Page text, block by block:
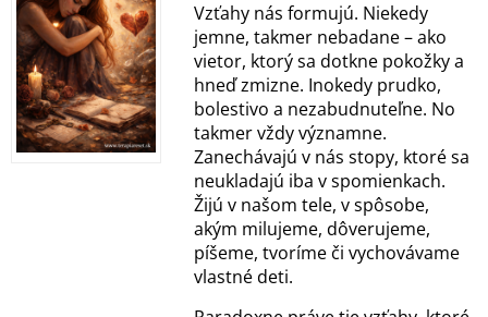
Vzťahy nás formujú. Niekedy
jemne, takmer nebadane – ako
vietor, ktorý sa dotkne pokožky a
hneď zmizne. Inokedy prudko,
bolestivo a nezabudnuteľne. No
takmer vždy významne.
Zanechávajú v nás stopy, ktoré sa
neukladajú iba v spomienkach.
Žijú v našom tele, v spôsobe,
akým milujeme, dôverujeme,
píšeme, tvoríme či vychovávame
vlastné deti.